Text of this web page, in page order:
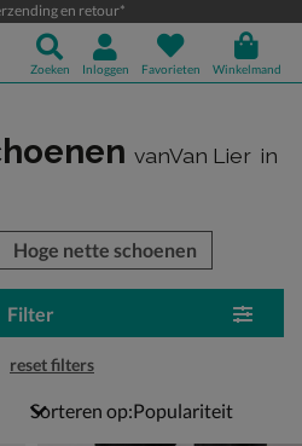
en retour*
Zoeken Inloggen Favorieten Winkelmand
vanVan Lier in
Hoge nette schoenen
Filter
reset filters
Sorteren op: